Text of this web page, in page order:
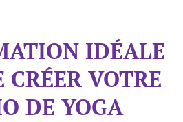
IDÉALE
CRÉER VOTRE
DE YOGA